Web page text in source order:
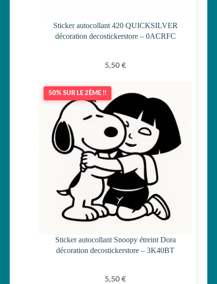
Sticker autocollant 420 QUICKSILVER
décoration decostickerstore – 0ACRFC
5,50 €
50% SUR LE 2ÈME !!
Sticker autocollant Snoopy étreint Dora
décoration decostickerstore – 3K40BT
5,50 €